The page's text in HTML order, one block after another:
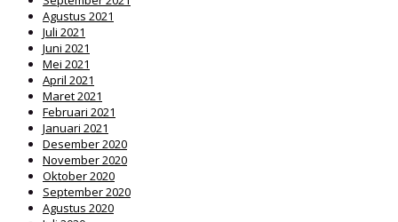
Agustus 2021
Juli 2021
Juni 2021
Mei 2021
April 2021
Maret 2021
Februari 2021
Januari 2021
Desember 2020
November 2020
Oktober 2020
September 2020
Agustus 2020